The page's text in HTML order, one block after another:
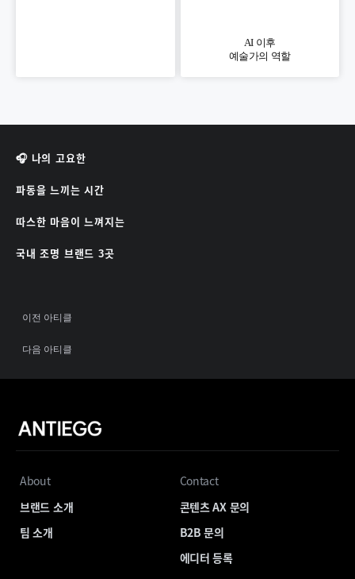
AI 이후
예술가의 역할
🎧 나의 고요한
파동을 느끼는 시간
따스한 마음이 느껴지는
국내 조명 브랜드 3곳
이전 아티클
다음 아티클
About
브랜드 소개
팀 소개
Contact
콘텐츠 AX 문의
B2B 문의
에디터 등록